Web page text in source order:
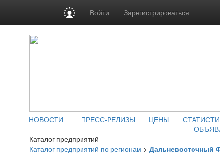
Войти Зарегистрироваться
НОВОСТИ ПРЕСС-РЕЛИЗЫ ЦЕНЫ
Каталог предприятий
Каталог предприятий по регионам > Дальневосточный